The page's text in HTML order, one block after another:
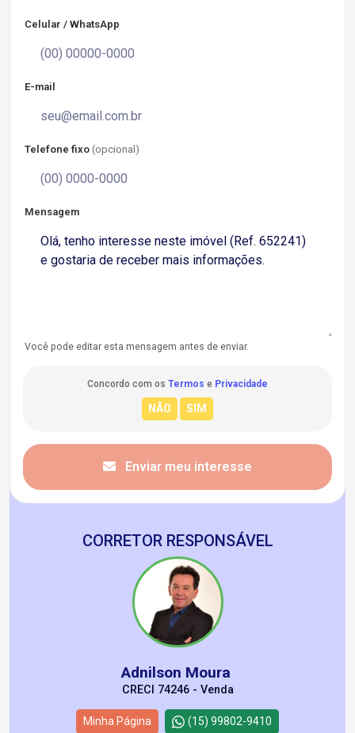
Celular / WhatsApp
E-mail
Telefone fixo (opcional)
Mensagem
Você pode editar esta mensagem antes de enviar.
Concordo com os Termos e Privacidade
Enviar meu interesse
CORRETOR RESPONSÁVEL
Adnilson Moura
CRECI 74246 - Venda
Minha Página (15) 99802-9410